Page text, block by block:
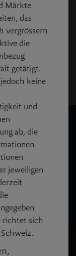
Märkte
das
vergrössern
die
getätigt.
keine
und
ab, die
jeweiligen
richtet sich
, Rel. v4.1.62
verzögert,